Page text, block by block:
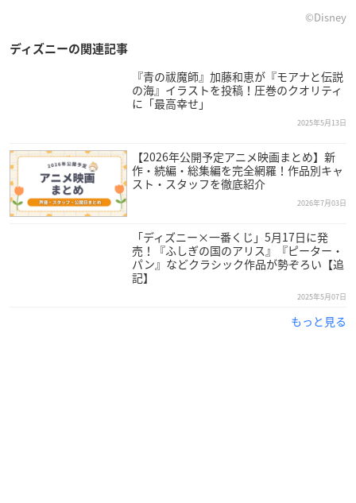
©Disney
ディズニーの関連記事
『青の祓魔師』加藤和恵が『モアナと伝説
の海』イラストを投稿！圧巻のクオリティ
に「最高幸せ」
2025年5月13日
【2026年公開予定アニメ映画まとめ】新
作・続編・総集編を完全網羅！作品別キャ
スト・スタッフを徹底紹介
2026年7月03日
「ディズニー×一番くじ」5月17日に発
売！『ふしぎの国のアリス』『ピーター・
パン』などクラシック作品が勢ぞろい【追
記】
2025年5月07日
もっと見る